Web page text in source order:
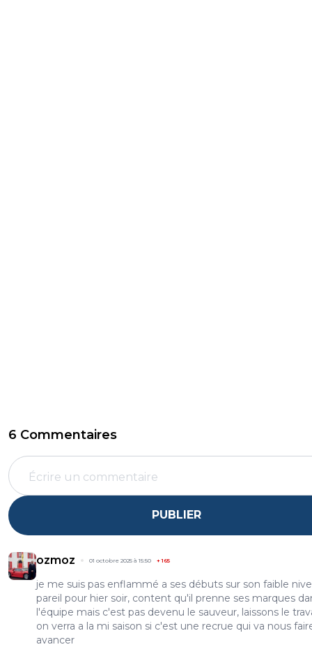
6 Commentaires
PUBLIER
ozmoz 01 octobre 2025 à 15:50 +165
je me suis pas enflammé a ses débuts sur son faible
pareil pour hier soir, content qu'il prenne ses marques
l'équipe mais c'est pas devenu le sauveur, laissons le
on verra a la mi saison si c'est une recrue qui va nous
avancer